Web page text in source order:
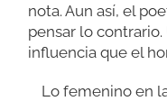
nota. Aun así, el
pensar lo
influencia que el
Lo femenino en